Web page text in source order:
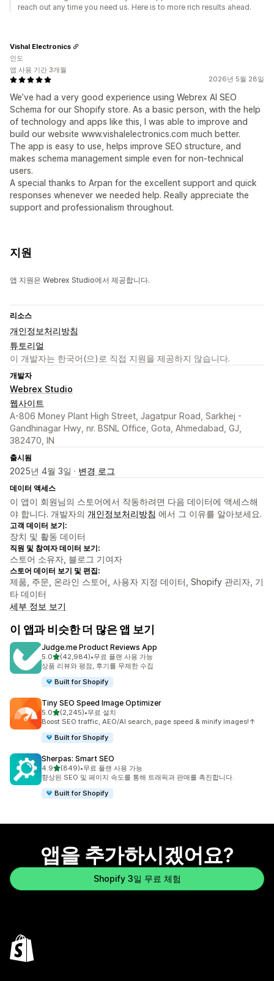
reach out any time you need us. Here is to more rich results ahead.
2026년 5월 28일
We’ve had a very good experience using Webrex AI SEO
Schema for our Shopify store. As a basic person, with the help
of technology and apps like this, I was able to improve and
build our website www.vishalelectronics.com much better.
The app is easy to use, helps improve SEO structure, and
makes schema management simple even for non-technical
users.
A special thanks to Arpan for the excellent support and quick
responses whenever we needed help. Really appreciate the
support and professionalism throughout.
Vishal Electronics
인도
앱 사용 기간 3개월
지원
앱 지원은 Webrex Studio에서 제공합니다.
리소스
개인정보처리방침
튜토리얼
이 개발자는 한국어(으)로 직접 지원을 제공하지 않습니다.
개발자
Webrex Studio
웹사이트
A-806 Money Plant High Street, Jagatpur Road, Sarkhej -
Gandhinagar Hwy, nr. BSNL Office, Gota, Ahmedabad, GJ,
382470, IN
출시됨
2025년 4월 3일 · 변경 로그
데이터 액세스
이 앱이 회원님의 스토어에서 작동하려면 다음 데이터에 액세스해
야 합니다. 개발자의 개인정보처리방침 에서 그 이유를 알아보세요.
고객 데이터 보기:
장치 및 활동 데이터
직원 및 참여자 데이터 보기:
스토어 소유자, 블로그 기여자
스토어 데이터 보기 및 편집:
제품, 주문, 온라인 스토어, 사용자 지정 데이터, Shopify 관리자, 기
타 데이터
세부 정보 보기
이 앱과 비슷한 더 많은 앱 보기
Judge.me Product Reviews App
5.0별 5개 중
(42,984)
총 리뷰 42984개
•무료 플랜 사용 가능
상품 리뷰와 평점, 후기를 무제한 수집
Built for Shopify
Tiny SEO Speed Image Optimizer
5.0별 5개 중
(2,245)
총 리뷰 2245개
•무료 설치
Boost SEO traffic, AEO/AI search, page speed & minify images!↑
Built for Shopify
Sherpas: Smart SEO
4.9별 5개 중
(849)
총 리뷰 849개
•무료 플랜 사용 가능
향상된 SEO 및 페이지 속도를 통해 트래픽과 판매를 촉진합니다.
Built for Shopify
앱을 추가하시겠어요?
Shopify 3일 무료 체험